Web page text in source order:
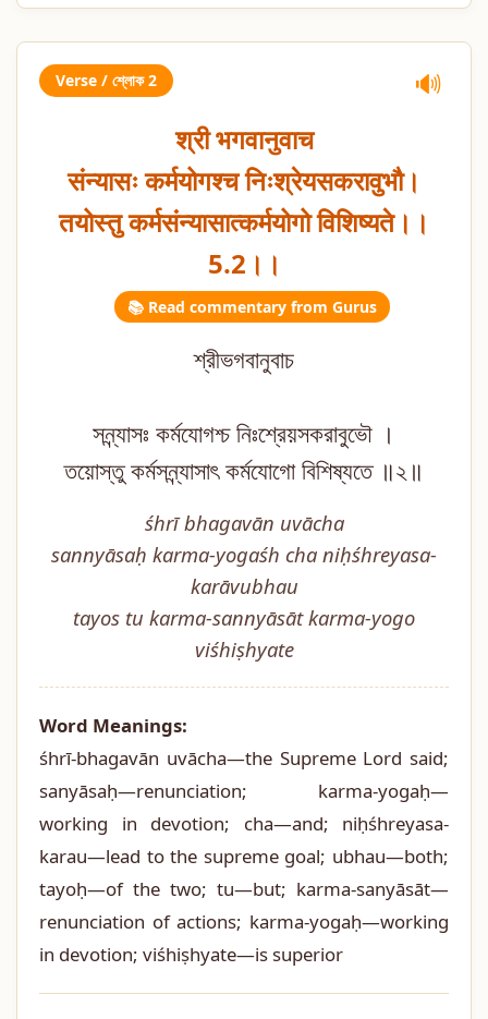
Verse / শ্লোক 2 🔊
श्री भगवानुवाच
संन्यासः कर्मयोगश्च निःश्रेयसकरावुभौ।
तयोस्तु कर्मसंन्यासात्कर्मयोगो विशिष्यते।।
5.2।।
📚 Read commentary from Gurus
শ্রীভগবানুবাচ
সন্ন্যাসঃ কর্মযোগশ্চ নিঃশ্রেয়সকরাবুভৌ ।
তয়োস্তু কর্মসন্ন্যাসাৎ কর্মযোগো বিশিষ্যতে ॥২॥
śhrī bhagavān uvācha
sannyāsaḥ karma-yogaśh cha niḥśhreyasa-
karāvubhau
tayos tu karma-sannyāsāt karma-yogo
viśhiṣhyate
Word Meanings:
śhrī-bhagavān uvācha—the Supreme Lord said;
sanyāsaḥ—renunciation; karma-yogaḥ—
working in devotion; cha—and; niḥśhreyasa-
karau—lead to the supreme goal; ubhau—both;
tayoḥ—of the two; tu—but; karma-sanyāsāt—
renunciation of actions; karma-yogaḥ—working
in devotion; viśhiṣhyate—is superior